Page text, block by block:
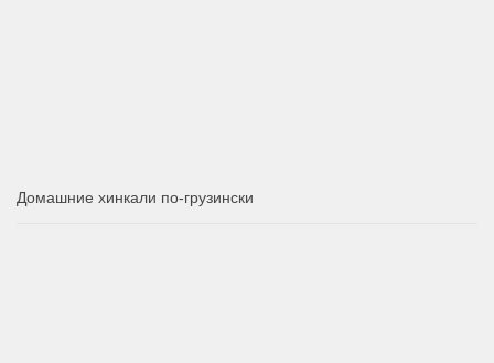
Домашние хинкали по-грузински